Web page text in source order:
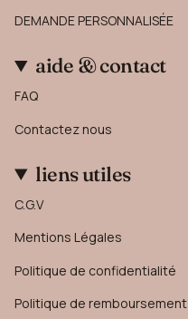
DEMANDE PERSONNALISÉE
aide & contact
FAQ
Contactez nous
liens utiles
C.G.V
Mentions Légales
Politique de confidentialité
Politique de remboursement